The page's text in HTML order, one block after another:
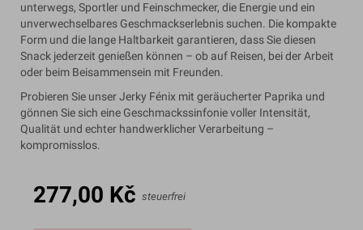
unterwegs, Sportler und Feinschmecker, die Energie und ein
unverwechselbares Geschmackserlebnis suchen. Die kompakte
Form und die lange Haltbarkeit garantieren, dass Sie diesen
Snack jederzeit genießen können – ob auf Reisen, bei der Arbeit
oder beim Beisammensein mit Freunden.
Probieren Sie unser Jerky Fénix mit geräucherter Paprika und
gönnen Sie sich eine Geschmackssinfonie voller Intensität,
Qualität und echter handwerklicher Verarbeitung –
kompromisslos.
277,00 Kč steuerfrei